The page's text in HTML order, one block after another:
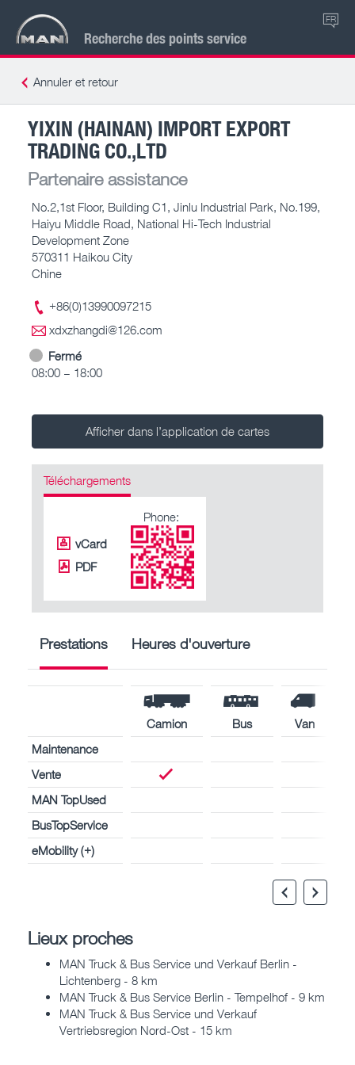
Recherche des points service
FR
Annuler et retour
YIXIN (HAINAN) IMPORT EXPORT
TRADING CO.,LTD
Partenaire assistance
No.2,1st Floor, Building C1, Jinlu Industrial Park, No.199,
Haiyu Middle Road, National Hi-Tech Industrial
Development Zone
570311 Haikou City
Chine
+86(0)13990097215
xdxzhangdi@126.com
Fermé
08:00 – 18:00
Afficher dans l’application de cartes
Téléchargements
vCard
PDF
Phone:
Prestations Heures d'ouverture
Camion Bus
Van
Maintenance
Vente
MAN TopUsed
BusTopService
eMobility (+)
Lieux proches
MAN Truck & Bus Service und Verkauf Berlin -
Lichtenberg - 8 km
MAN Truck & Bus Service Berlin - Tempelhof - 9 km
MAN Truck & Bus Service und Verkauf
Vertriebsregion Nord-Ost - 15 km